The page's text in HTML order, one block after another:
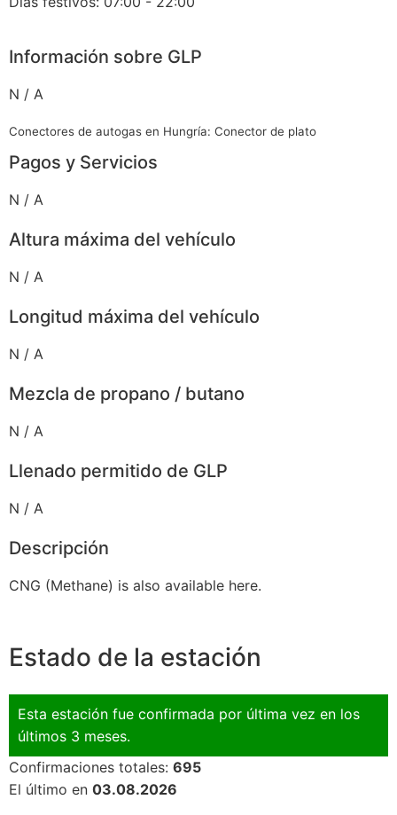
Información sobre GLP
N / A
Conectores de autogas en Hungría: Conector de plato
Pagos y Servicios
N / A
Altura máxima del vehículo
N / A
Longitud máxima del vehículo
N / A
Mezcla de propano / butano
N / A
Llenado permitido de GLP
N / A
Descripción
CNG (Methane) is also available here.
Estado de la estación
Esta estación fue confirmada por última vez en los
últimos 3 meses.
Confirmaciones totales: 695
El último en 03.08.2026